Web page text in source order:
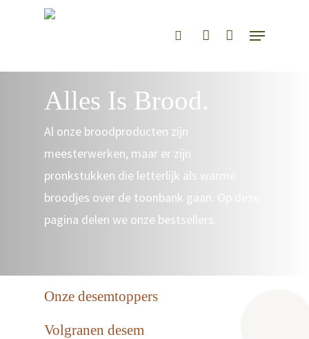
Alles Is Brood.
Al onze broodproducten zijn
meesterwerken, maar er zijn
pronkstukken die letterlijk als warme
broodjes over de toonbank gaan. Op deze
pagina delen we onze bestsellers.
Onze desemtoppers
Volgranen desem